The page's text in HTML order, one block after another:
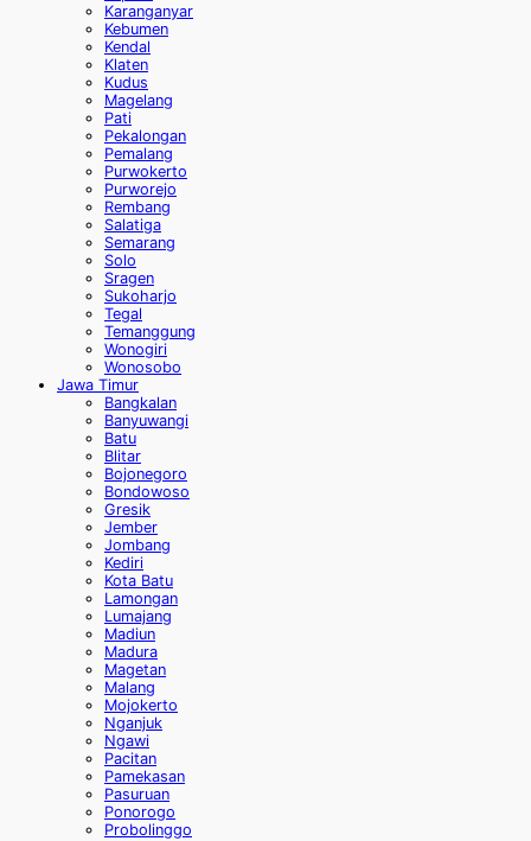
Karanganyar
Kebumen
Kendal
Klaten
Kudus
Magelang
Pati
Pekalongan
Pemalang
Purwokerto
Purworejo
Rembang
Salatiga
Semarang
Solo
Sragen
Sukoharjo
Tegal
Temanggung
Wonogiri
Wonosobo
Jawa Timur
Bangkalan
Banyuwangi
Batu
Blitar
Bojonegoro
Bondowoso
Gresik
Jember
Jombang
Kediri
Kota Batu
Lamongan
Lumajang
Madiun
Madura
Magetan
Malang
Mojokerto
Nganjuk
Ngawi
Pacitan
Pamekasan
Pasuruan
Ponorogo
Probolinggo